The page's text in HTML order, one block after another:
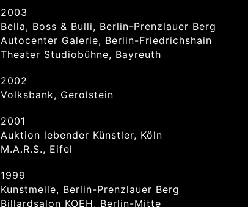
2003
Bella, Boss & Bulli, Berlin-Prenzlauer Berg
Autocenter Galerie, Berlin-Friedrichshain
Theater Studiobühne, Bayreuth
2002
Volksbank, Gerolstein
2001
Auktion lebender Künstler, Köln
M.A.R.S., Eifel
1999
Kunstmeile, Berlin-Prenzlauer Berg
Billardsalon KOEH, Berlin-Mitte